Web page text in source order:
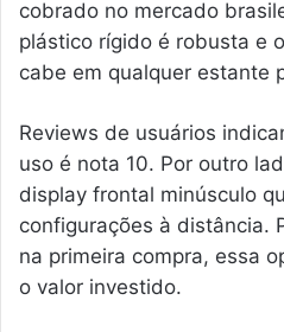
cobrado no mercado
plástico rígido é robusta e
cabe em qualquer estante
Reviews de usuários
uso é nota 10. Por outro
display frontal minúsculo
configurações à distância.
na primeira compra, essa
o valor investido.